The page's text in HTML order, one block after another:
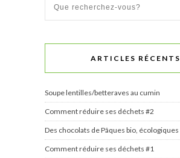
ARTICLES RÉCENTS
Soupe lentilles/betteraves au cumin
Comment réduire ses déchets #2
Des chocolats de Pâques bio, écologiques
Comment réduire ses déchets #1